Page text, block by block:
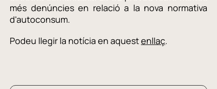
més denúncies en relació a la nova normativa
d'autoconsum.
Podeu llegir la notícia en aquestenllaç.